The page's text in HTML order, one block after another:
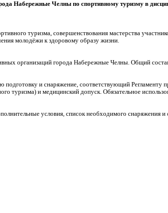
Набережные Челны по спортивному туризму в
туризма, совершенствования мастерства
молодёжи к здоровому образу жизни.
организаций города Набережные Челны. Общий
и снаряжение, соответствующий Регламенту
туризма) и медицинский допуск. Обязательное
условия, список необходимого снаряжения и